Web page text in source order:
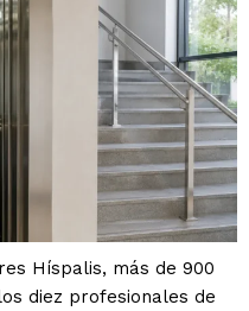
Híspalis, más de 900
diez profesionales de